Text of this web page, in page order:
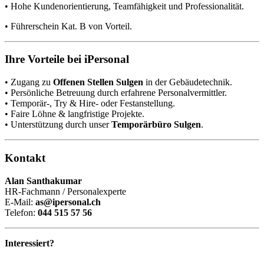
• Hohe Kundenorientierung, Teamfähigkeit und Professionalität.
• Führerschein Kat. B von Vorteil.
Ihre Vorteile bei iPersonal
• Zugang zu Offenen Stellen Sulgen in der Gebäudetechnik.
• Persönliche Betreuung durch erfahrene Personalvermittler.
• Temporär-, Try & Hire- oder Festanstellung.
• Faire Löhne & langfristige Projekte.
• Unterstützung durch unserTemporärbüro Sulgen.
Kontakt
Alan Santhakumar
HR-Fachmann / Personalexperte
E-Mail: as@ipersonal.ch
Telefon: 044 515 57 56
Interessiert?